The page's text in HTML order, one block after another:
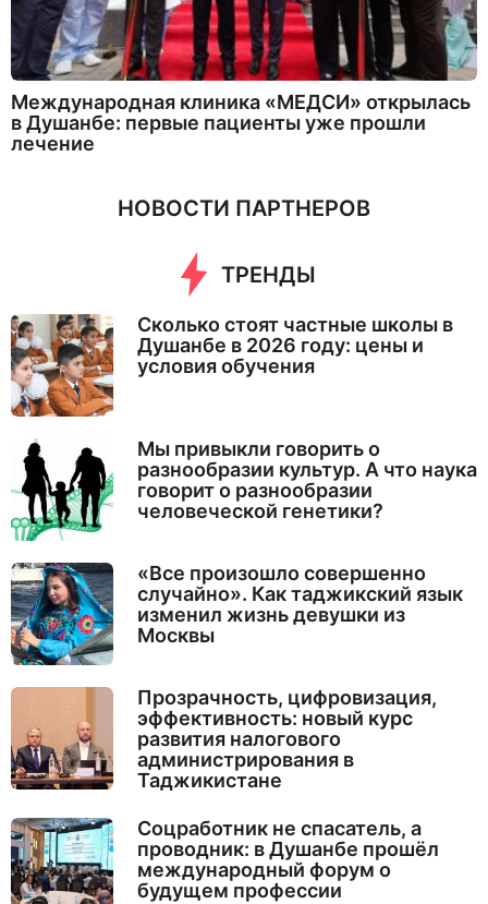
Международная клиника «МЕДСИ» открылась
в Душанбе: первые пациенты уже прошли
лечение
НОВОСТИ ПАРТНЕРОВ
ТРЕНДЫ
Сколько стоят частные школы в
Душанбе в 2026 году: цены и
условия обучения
Мы привыкли говорить о
разнообразии культур. А что наука
говорит о разнообразии
человеческой генетики?
«Все произошло совершенно
случайно». Как таджикский язык
изменил жизнь девушки из
Москвы
Прозрачность, цифровизация,
эффективность: новый курс
развития налогового
администрирования в
Таджикистане
Соцработник не спасатель, а
проводник: в Душанбе прошёл
международный форум о
будущем профессии